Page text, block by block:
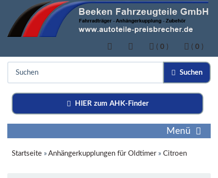
( 0 ) ( 0 )
Suchen
HIER zum AHK-Finder
Menü
Startseite » Anhängerkupplungen für Oldtimer» Citroen